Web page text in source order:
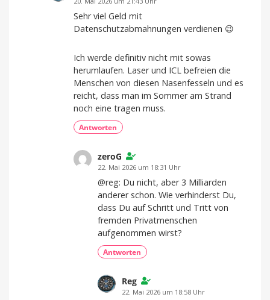
Sehr viel Geld mit
Datenschutzabmahnungen verdienen 😉
Ich werde definitiv nicht mit sowas
herumlaufen. Laser und ICL befreien die
Menschen von diesen Nasenfesseln und es
reicht, dass man im Sommer am Strand
noch eine tragen muss.
Antworten
zeroG
22. Mai 2026 um 18:31 Uhr
@reg: Du nicht, aber 3 Milliarden
anderer schon. Wie verhinderst Du,
dass Du auf Schritt und Tritt von
fremden Privatmenschen
aufgenommen wirst?
Antworten
Reg
22. Mai 2026 um 18:58 Uhr